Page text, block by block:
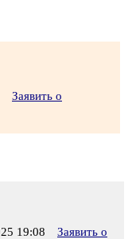
Заявить о
19:08
Заявить о